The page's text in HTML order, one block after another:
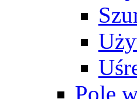
Pole